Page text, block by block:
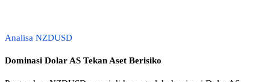
Analisa NZDUSD
Dominasi Dolar AS Tekan Aset Berisiko